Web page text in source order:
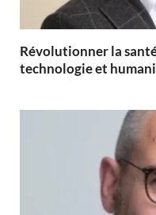
Révolutionner la
technologie et